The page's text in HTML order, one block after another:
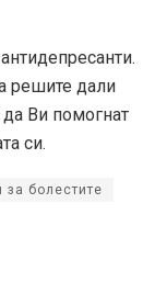
решите дали
да Ви помогнат
си.
за болестите